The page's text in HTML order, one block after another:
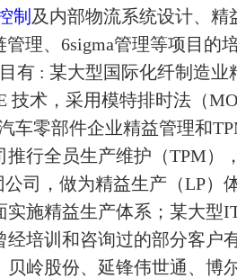
制 及内部物流系统设计、
理、6sigma管理等项目的
有 : 某大型国际化纤制造业
技术，采用模特排时法（
车零部件企业精益管理和
推行全员生产维护（TPM）
公司，做为精益生产（LP）
实施精益生产体系；某大型
经培训和咨询过的部分客户
贝岭股份、延锋伟世通、博